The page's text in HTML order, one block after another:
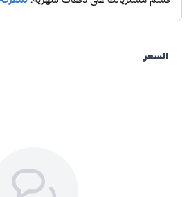
السعر